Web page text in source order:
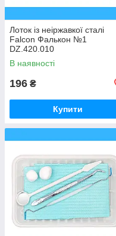
Лоток із неіржавкої сталі
Falcon Фалькон №1
DZ.420.010
В наявності
196 ₴
Купити